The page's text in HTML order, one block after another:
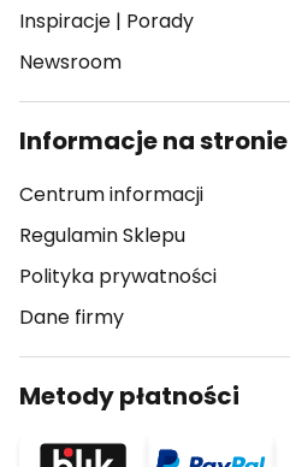
Inspiracje | Porady
Newsroom
Informacje na stronie
Centrum informacji
Regulamin Sklepu
Polityka prywatności
Dane firmy
Metody płatności